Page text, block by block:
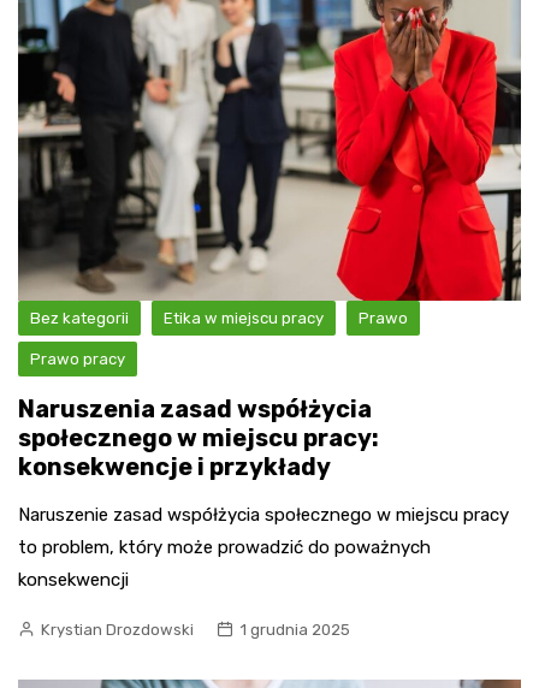
Bez kategorii Etika w miejscu pracy Prawo
Prawo pracy
Naruszenia zasad współżycia
społecznego w miejscu pracy:
konsekwencje i przykłady
Naruszenie zasad współżycia społecznego w miejscu pracy
to problem, który może prowadzić do poważnych
konsekwencji
Krystian Drozdowski 1 grudnia 2025